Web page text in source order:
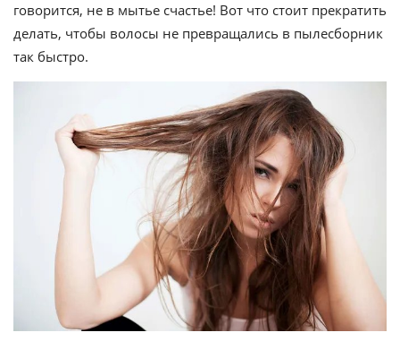
говорится, не в мытье счастье! Вот что стоит прекратить
делать, чтобы волосы не превращались в пылесборник
так быстро.